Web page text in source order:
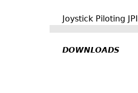
Joystick Piloting JPI
DOWNLOADS